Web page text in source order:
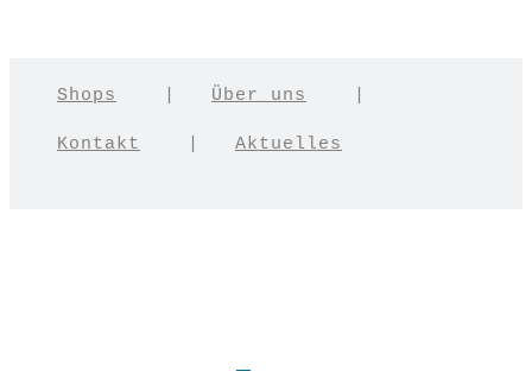
Shops Über uns
Kontakt Aktuelles